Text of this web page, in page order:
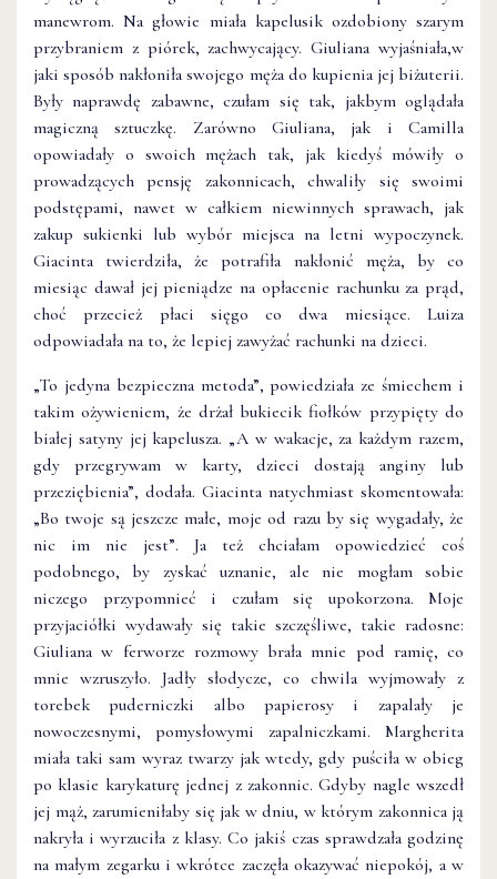
manewrom. Na głowie miała kapelusik ozdobiony szarym
przybraniem z piórek, zachwycający. Giuliana wyjaśniała,w
jaki sposób nakłoniła swojego męża do kupienia jej biżuterii.
Były naprawdę zabawne, czułam się tak, jakbym oglądała
magiczną sztuczkę. Zarówno Giuliana, jak i Camilla
opowiadały o swo­ich mężach tak, jak kiedyś mówiły o
prowadzących pensję zakonnicach, chwaliły się swoimi
podstępami, nawet w cał­kiem niewinnych sprawach, jak
zakup sukienki lub wybór miejsca na letni wypoczynek.
Giacinta twierdziła, że potrafiła nakłonić męża, by co
miesiąc dawał jej pieniądze na opłacenie rachunku za prąd,
choć przecież płaci sięgo co dwa miesiące. Luiza
odpowiadała na to, że lepiej zawyżać rachunki na dzieci.
„To jedyna bezpieczna metoda”, powiedziała ze śmiechem i
takim ożywieniem, że drżał bukiecik fiołków przypięty do
białej satyny jej kapelusza. „A w wakacje, za każdym razem,
gdy przegrywam w karty, dzieci dostają anginy lub
przeziębienia”, dodała. Giacinta natychmiast skomentowała:
„Bo twoje są jeszcze małe, moje od razu by się wygadały, że
nic im nie jest”. Ja też chciałam opowiedzieć coś
podobnego, by zyskać uznanie, ale nie mogłam sobie
niczego przypomnieć i czułam się upokorzona. Moje
przyjaciółki wydawały się takie szczęśliwe, takie radosne:
Giuliana w ferworze rozmowy brała mnie pod ramię, co
mnie wzruszyło. Jadły słodycze, co chwi­la wyjmowały z
torebek puderniczki albo papierosy i zapalały je
nowoczesnymi, pomysłowymi zapalniczkami. Margherita
miała taki sam wyraz twarzy jak wtedy, gdy puściła w obieg
po klasie karykaturę jednej z zakonnic. Gdyby nagle wszedł
jej mąż, zarumieniłaby się jak w dniu, w którym zakonnica ją
nakryła i wyrzuciła z klasy. Co jakiś czas sprawdzała godzi­nę
na małym zegarku i wkrótce zaczęła okazywać niepokój, a w